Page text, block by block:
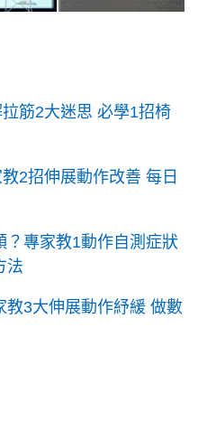
筋2大迷思 必學1招椅
2招伸展動作改善 每日
？專家教1動作自測症狀
法
教3大伸展動作紓緩 做數